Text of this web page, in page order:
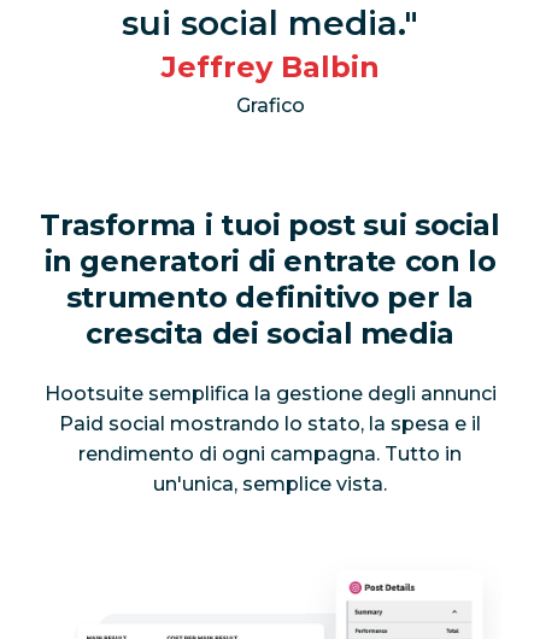
sui social media.
Jeffrey Balbin
Grafico
Trasforma i tuoi post sui social
in generatori di entrate con lo
strumento definitivo per la
crescita dei social media
Hootsuite semplifica la gestione degli annunci
Paid social mostrando lo stato, la spesa e il
rendimento di ogni campagna. Tutto in
un'unica, semplice vista.